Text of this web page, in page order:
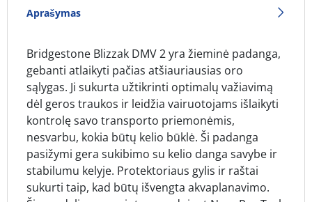
Aprašymas
Bridgestone Blizzak DMV 2 yra žieminė padanga,
gebanti atlaikyti pačias atšiauriausias oro
sąlygas. Ji sukurta užtikrinti optimalų važiavimą
dėl geros traukos ir leidžia vairuotojams išlaikyti
kontrolę savo transporto priemonėmis,
nesvarbu, kokia būtų kelio būklė. Ši padanga
pasižymi gera sukibimo su kelio danga savybe ir
stabilumu kelyje. Protektoriaus gylis ir raštai
sukurti taip, kad būtų išvengta akvaplanavimo.